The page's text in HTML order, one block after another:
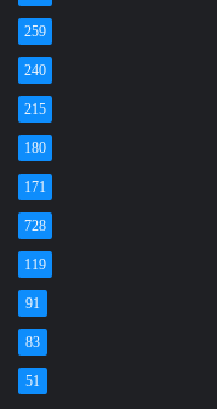
259
240
215
180
171
728
119
91
83
51